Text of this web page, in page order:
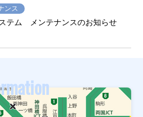
ンス
テム メンテナンスのお知らせ